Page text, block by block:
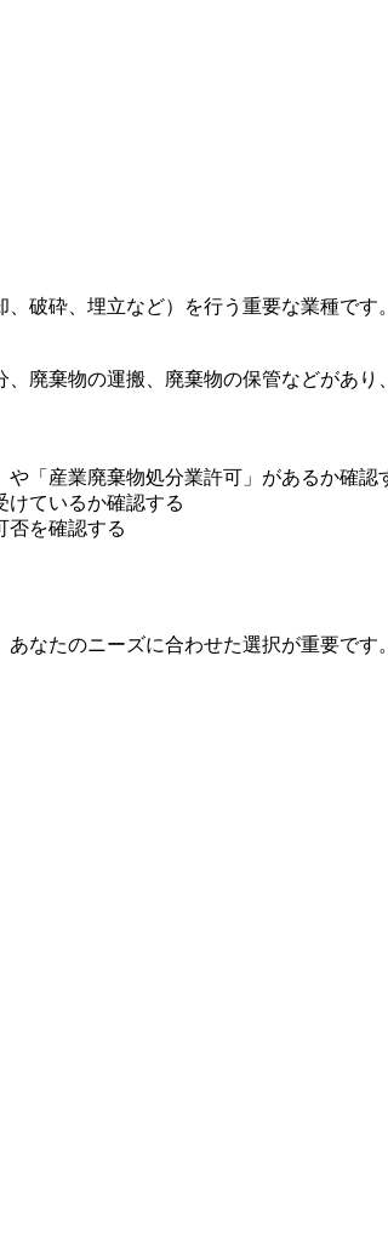
破砕、埋立など）を行う重要な業種で
廃棄物の運搬、廃棄物の保管などがあ
「産業廃棄物処分業許可」があるか確認
けているか確認する
否を確認する
なたのニーズに合わせた選択が重要です